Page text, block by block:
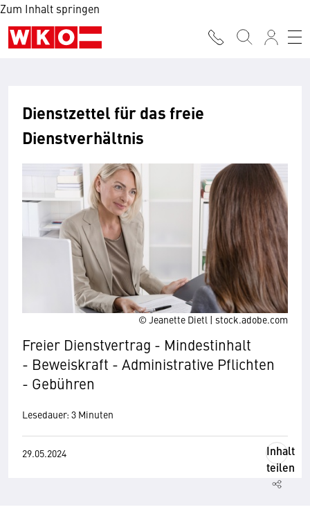
Zum Inhalt springen
© Jeanette Dietl | stock.adobe.com
Dienstzettel für das freie
Dienstverhältnis
Freier Dienstvertrag - Mindestinhalt
- Beweiskraft - Administrative Pflichten
- Gebühren
Lesedauer: 3 Minuten
29.05.2024
Inhalt
teilen